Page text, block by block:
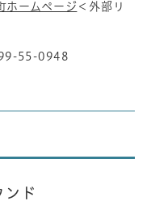
ホームページ ＜外部リ
55-0948
ド